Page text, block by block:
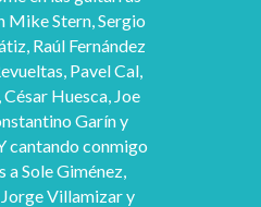
Mike Stern, Sergio
Raúl Fernández
Pavel Cal,
Huesca, Joe
Garín y
cantando conmigo
a Sole Giménez,
Villamizar y